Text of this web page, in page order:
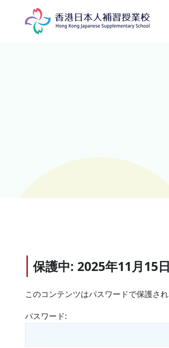
保護中: 2025年11月15
このコンテンツはパスワードで保護さ
パスワード: